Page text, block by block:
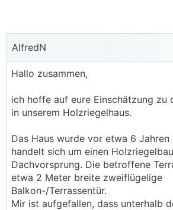
AlfredN
Hallo zusammen,
ich hoffe auf eure Einschätzung zu
in unserem Holzriegelhaus.
Das Haus wurde vor etwa 6 Jahren
handelt sich um einen
Dachvorsprung. Die betroffene
etwa 2 Meter breite zweiflügelige
Balkon-/Terrassentür.
Mir ist aufgefallen, dass unterhalb